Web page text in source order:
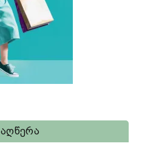
Აღწერა